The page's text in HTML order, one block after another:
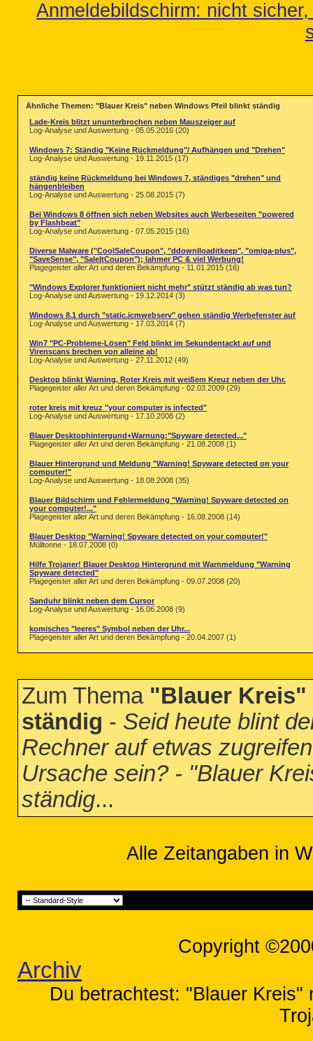
Anmeldebildschirm: nicht
Ähnliche Themen: "Blauer Kreis" neben Windows Pfeil blinkt ständig
Lade-Kreis blitzt ununterbrochen neben Mauszeiger auf
Log-Analyse und Auswertung - 05.05.2016 (20)
Windows 7: Ständig "Keine Rückmeldung"/ Aufhängen und "Drehen"
Log-Analyse und Auswertung - 19.11.2015 (17)
ständig keine Rückmeldung bei Windows 7, ständiges "drehen" und
hängenbleiben
Log-Analyse und Auswertung - 25.08.2015 (7)
Bei Windows 8 öffnen sich neben Websites auch Werbeseiten "powered
by Flashbeat"
Log-Analyse und Auswertung - 07.05.2015 (16)
Diverse Malware ("CoolSaleCoupon", "ddownlloaditkeep", "omiga-plus",
"SaveSense", "SaleItCoupon"); lahmer PC & viel Werbung!
Plagegeister aller Art und deren Bekämpfung - 11.01.2015 (16)
"Windows Explorer funktioniert nicht mehr" stützt ständig ab was tun?
Log-Analyse und Auswertung - 19.12.2014 (3)
Windows 8.1 durch "static.icmwebserv" gehen ständig Werbefenster auf
Log-Analyse und Auswertung - 17.03.2014 (7)
Win7 "PC-Probleme-Lösen" Feld blinkt im Sekundentackt auf und
Virenscans brechen von alleine ab!
Log-Analyse und Auswertung - 27.11.2012 (49)
Desktop blinkt Warning, Roter Kreis mit weißem Kreuz neben der Uhr.
Plagegeister aller Art und deren Bekämpfung - 02.03.2009 (29)
roter kreis mit kreuz "your computer is infected"
Log-Analyse und Auswertung - 17.10.2008 (2)
Blauer Desktophintergund+Warnung:"Spyware detected..."
Plagegeister aller Art und deren Bekämpfung - 21.08.2008 (1)
Blauer Hintergrund und Meldung "Warning! Spyware detected on your
computer!"
Log-Analyse und Auswertung - 18.08.2008 (35)
Blauer Bildschirm und Fehlermeldung "Warning! Spyware detected on
your computer!..."
Plagegeister aller Art und deren Bekämpfung - 16.08.2008 (14)
Blauer Desktop "Warning! Spyware detected on your computer!"
Mülltonne - 18.07.2008 (0)
Hilfe Trojaner! Blauer Desktop Hintergrund mit Warnmeldung "Warning
Spyware detected"
Plagegeister aller Art und deren Bekämpfung - 09.07.2008 (20)
Sanduhr blinkt neben dem Cursor
Log-Analyse und Auswertung - 16.06.2008 (9)
komisches "leeres" Symbol neben der Uhr...
Plagegeister aller Art und deren Bekämpfung - 20.04.2007 (1)
Zum Thema "Blauer Kreis"
ständig - Seid heute blint
Rechner auf etwas
Ursache sein? - "Blauer
ständig...
Alle Zeitangaben in
Copyright
Archiv
Du betrachtest: "Blauer